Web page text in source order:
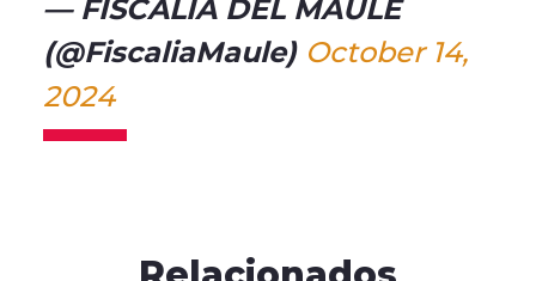
(@FiscaliaMaule) October 14,
2024